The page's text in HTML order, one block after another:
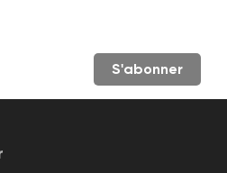
S'abonner